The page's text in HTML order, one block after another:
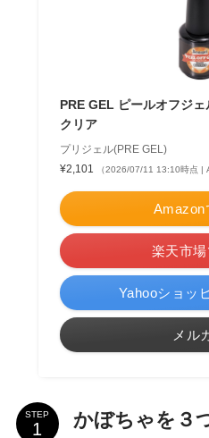
PRE GEL ピールオフジ
クリア
プリジェル(PRE GEL)
¥2,101
（2026/07/11 13:10時点 |
Amazon
楽天市
Yahooショッ
メル
STEP
かぼちゃを３